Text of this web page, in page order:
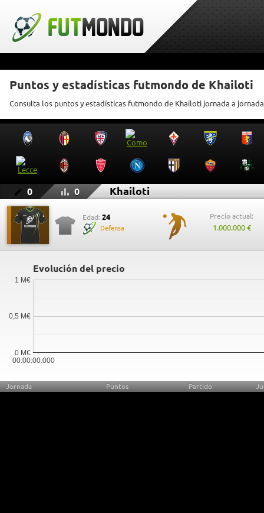
Puntos y estadísticas futmondo de Khailoti
Consulta los puntos y estadísticas futmondo de Khailoti jornada a jornada
0 0 Khailoti
Edad: 24
Defensa
Precio actual:
1.000.000 €
Evolución del precio
00:00:00.000
0 M€
0,5 M€
1 M€
Jornada Puntos Partido